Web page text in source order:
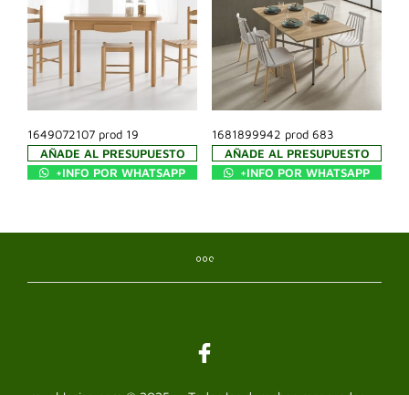
1649072107 prod 19
AÑADE AL PRESUPUESTO
+INFO POR WHATSAPP
1681899942 prod 683
AÑADE AL PRESUPUESTO
+INFO POR WHATSAPP